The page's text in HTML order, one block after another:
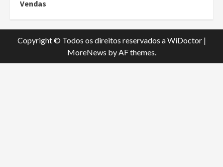
Vendas
Copyright © Todos os direitos reservados a WiDoctor |
MoreNews by AF themes.